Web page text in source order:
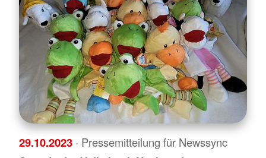
29.10.2023 · Pressemitteilung für Newssync